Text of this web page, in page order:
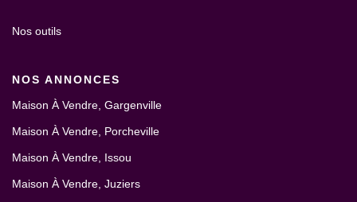
Nos outils
NOS ANNONCES
Maison À Vendre, Gargenville
Maison À Vendre, Porcheville
Maison À Vendre, Issou
Maison À Vendre, Juziers